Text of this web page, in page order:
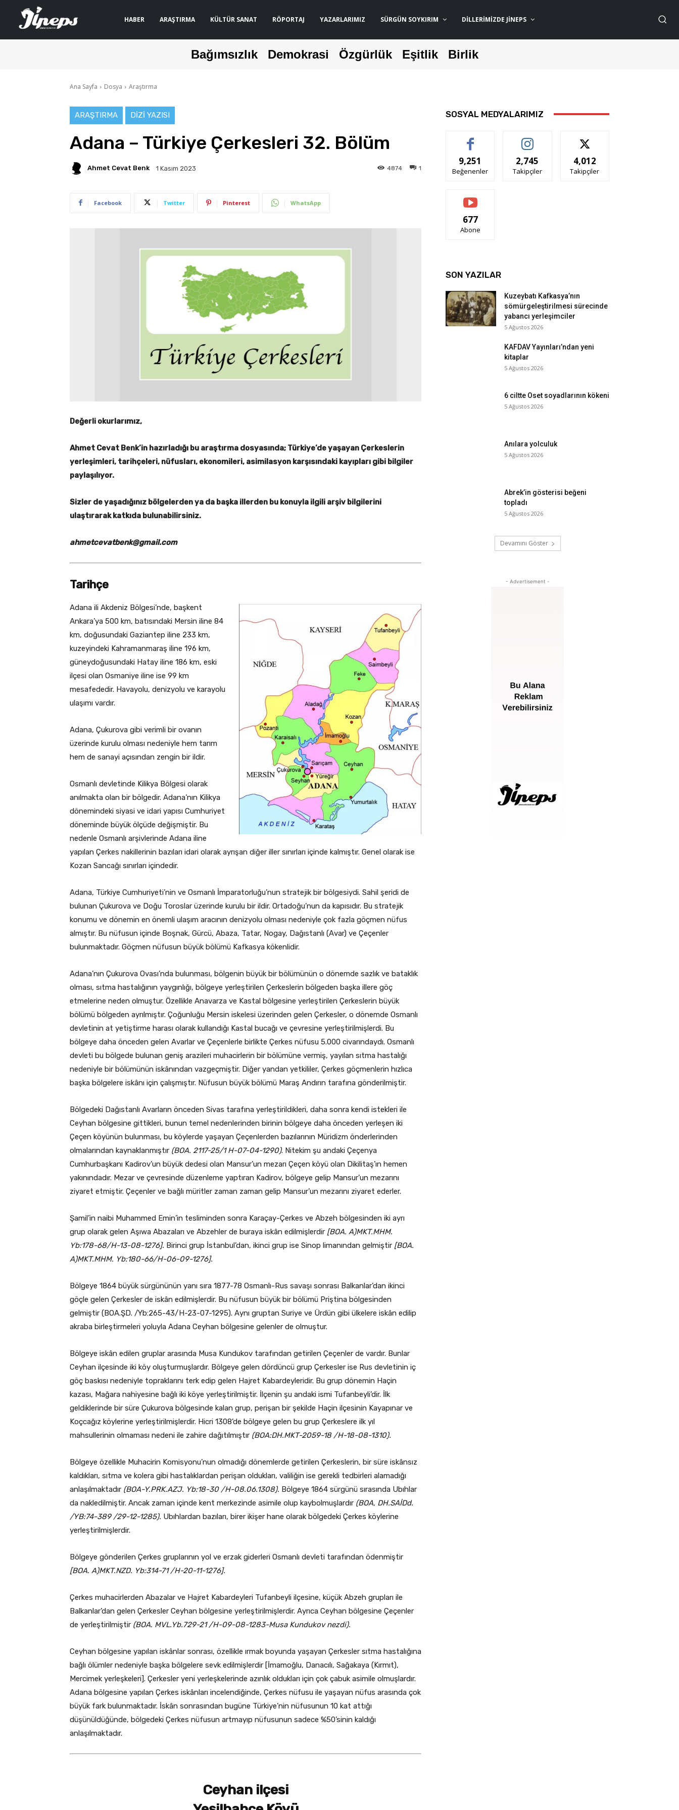
HABER ARAŞTIRMA KÜLTÜR SANAT RÖPORTAJ YAZARLARIMIZ SÜRGÜN SOYKIRIM DILLERIMIZDE JİNEPS
Bağımsızlık Demokrasi Özgürlük Eşitlik Birlik
Ana Sayfa Dosya Araştırma
ARAŞTIRMA DIZI YAZISI
Adana – Türkiye Çerkesleri 32. Bölüm
Ahmet Cevat Benk 1 Kasım 2023 1
4874
Facebook Twitter Pinterest WhatsApp
Değerli okurlarımız,
Ahmet Cevat Benk’in hazırladığı bu araştırma dosyasında; Türkiye’de yaşayan Çerkeslerin
yerleşimleri, tarihçeleri, nüfusları, ekonomileri, asimilasyon karşısındaki kayıpları gibi bilgiler
paylaşılıyor.
Sizler de yaşadığınız bölgelerden ya da başka illerden bu konuyla ilgili arşiv bilgilerini
ulaştırarak katkıda bulunabilirsiniz.
ahmetcevatbenk@gmail.com
Tarihçe
Adana ili Akdeniz Bölgesi’nde, başkent
Ankara’ya 500 km, batısındaki Mersin iline 84
km, doğusundaki Gaziantep iline 233 km,
kuzeyindeki Kahramanmaraş iline 196 km,
güneydoğusundaki Hatay iline 186 km, eski
ilçesi olan Osmaniye iline ise 99 km
mesafededir. Havayolu, denizyolu ve karayolu
ulaşımı vardır.
Adana, Çukurova gibi verimli bir ovanın
üzerinde kurulu olması nedeniyle hem tarım
hem de sanayi açısından zengin bir ildir.
Osmanlı devletinde Kilikya Bölgesi olarak
anılmakta olan bir bölgedir. Adana’nın Kilikya
dönemindeki siyasi ve idari yapısı Cumhuriyet
döneminde büyük ölçüde değişmiştir. Bu
nedenle Osmanlı arşivlerinde Adana iline
yapılan Çerkes nakillerinin bazıları idari olarak ayrışan diğer iller sınırları içinde kalmıştır. Genel olarak ise
Kozan Sancağı sınırları içindedir.
Adana, Türkiye Cumhuriyeti’nin ve Osmanlı İmparatorluğu’nun stratejik bir bölgesiydi. Sahil şeridi de
bulunan Çukurova ve Doğu Toroslar üzerinde kurulu bir ildir. Ortadoğu’nun da kapısıdır. Bu stratejik
konumu ve dönemin en önemli ulaşım aracının denizyolu olması nedeniyle çok fazla göçmen nüfus
almıştır. Bu nüfusun içinde Boşnak, Gürcü, Abaza, Tatar, Nogay, Dağıstanlı (Avar) ve Çeçenler
bulunmaktadır. Göçmen nüfusun büyük bölümü Kafkasya kökenlidir.
Adana’nın Çukurova Ovası’nda bulunması, bölgenin büyük bir bölümünün o dönemde sazlık ve bataklık
olması, sıtma hastalığının yaygınlığı, bölgeye yerleştirilen Çerkeslerin bölgeden başka illere göç
etmelerine neden olmuştur. Özellikle Anavarza ve Kastal bölgesine yerleştirilen Çerkeslerin büyük
bölümü bölgeden ayrılmıştır. Çoğunluğu Mersin iskelesi üzerinden gelen Çerkesler, o dönemde Osmanlı
devletinin at yetiştirme harası olarak kullandığı Kastal bucağı ve çevresine yerleştirilmişlerdi. Bu
bölgeye daha önceden gelen Avarlar ve Çeçenlerle birlikte Çerkes nüfusu 5.000 civarındaydı. Osmanlı
devleti bu bölgede bulunan geniş arazileri muhacirlerin bir bölümüne vermiş, yayılan sıtma hastalığı
nedeniyle bir bölümünün iskânından vazgeçmiştir. Diğer yandan yetkililer, Çerkes göçmenlerin hızlıca
başka bölgelere iskânı için çalışmıştır. Nüfusun büyük bölümü Maraş Andırın tarafına gönderilmiştir.
Bölgedeki Dağıstanlı Avarların önceden Sivas tarafına yerleştirildikleri, daha sonra kendi istekleri ile
Ceyhan bölgesine gittikleri, bunun temel nedenlerinden birinin bölgeye daha önceden yerleşen iki
Çeçen köyünün bulunması, bu köylerde yaşayan Çeçenlerden bazılarının Müridizm önderlerinden
olmalarından kaynaklanmıştır (BOA. 2117-25/1 H-07-04-1290). Nitekim şu andaki Çeçenya
Cumhurbaşkanı Kadirov’un büyük dedesi olan Mansur’un mezarı Çeçen köyü olan Dikilitaş’ın hemen
yakınındadır. Mezar ve çevresinde düzenleme yaptıran Kadirov, bölgeye gelip Mansur’un mezarını
ziyaret etmiştir. Çeçenler ve bağlı müritler zaman zaman gelip Mansur’un mezarını ziyaret ederler.
Şamil’in naibi Muhammed Emin’in tesliminden sonra Karaçay-Çerkes ve Abzeh bölgesinden iki ayrı
grup olarak gelen Aşıwa Abazaları ve Abzehler de buraya iskân edilmişlerdir [BOA. A)MKT.MHM.
Yb:178-68/H-13-08-1276]. Birinci grup İstanbul’dan, ikinci grup ise Sinop limanından gelmiştir [BOA.
A)MKT.MHM. Yb:180-66/H-06-09-1276].
Bölgeye 1864 büyük sürgününün yanı sıra 1877-78 Osmanlı-Rus savaşı sonrası Balkanlar’dan ikinci
göçle gelen Çerkesler de iskân edilmişlerdir. Bu nüfusun büyük bir bölümü Priştina bölgesinden
gelmiştir (BOA.ŞD. /Yb:265-43/H-23-07-1295). Aynı gruptan Suriye ve Ürdün gibi ülkelere iskân edilip
akraba birleştirmeleri yoluyla Adana Ceyhan bölgesine gelenler de olmuştur.
Bölgeye iskân edilen gruplar arasında Musa Kundukov tarafından getirilen Çeçenler de vardır. Bunlar
Ceyhan ilçesinde iki köy oluşturmuşlardır. Bölgeye gelen dördüncü grup Çerkesler ise Rus devletinin iç
göç baskısı nedeniyle topraklarını terk edip gelen Hajret Kabardeyleridir. Bu grup dönemin Haçin
kazası, Mağara nahiyesine bağlı iki köye yerleştirilmiştir. İlçenin şu andaki ismi Tufanbeyli’dir. İlk
geldiklerinde bir süre Çukurova bölgesinde kalan grup, perişan bir şekilde Haçin ilçesinin Kayapınar ve
Koçcağız köylerine yerleştirilmişlerdir. Hicri 1308’de bölgeye gelen bu grup Çerkeslere ilk yıl
mahsullerinin olmaması nedeni ile zahire dağıtılmıştır (BOA:DH.MKT-2059-18 /H-18-08-1310).
Bölgeye özellikle Muhacirin Komisyonu’nun olmadığı dönemlerde getirilen Çerkeslerin, bir süre iskânsız
kaldıkları, sıtma ve kolera gibi hastalıklardan perişan oldukları, valiliğin ise gerekli tedbirleri alamadığı
anlaşılmaktadır (BOA-Y.PRK.AZJ. Yb:18-30 /H-08.06.1308). Bölgeye 1864 sürgünü sırasında Ubıhlar
da nakledilmiştir. Ancak zaman içinde kent merkezinde asimile olup kaybolmuşlardır (BOA, DH.SAİDd.
/YB:74-389 /29-12-1285). Ubıhlardan bazıları, birer ikişer hane olarak bölgedeki Çerkes köylerine
yerleştirilmişlerdir.
Bölgeye gönderilen Çerkes gruplarının yol ve erzak giderleri Osmanlı devleti tarafından ödenmiştir
[BOA. A)MKT.NZD. Yb:314-71 /H-20-11-1276].
Çerkes muhacirlerden Abazalar ve Hajret Kabardeyleri Tufanbeyli ilçesine, küçük Abzeh grupları ile
Balkanlar’dan gelen Çerkesler Ceyhan bölgesine yerleştirilmişlerdir. Ayrıca Ceyhan bölgesine Çeçenler
de yerleştirilmiştir (BOA. MVL.Yb.729-21 /H-09-08-1283-Musa Kundukov nezdi).
Ceyhan bölgesine yapılan iskânlar sonrası, özellikle ırmak boyunda yaşayan Çerkesler sıtma hastalığına
bağlı ölümler nedeniyle başka bölgelere sevk edilmişlerdir [İmamoğlu, Danacılı, Sağakaya (Kırmıt),
Mercimek yerleşkeleri]. Çerkesler yeni yerleşkelerinde azınlık oldukları için çok çabuk asimile olmuşlardır.
Adana bölgesine yapılan Çerkes iskânları incelendiğinde, Çerkes nüfusu ile yaşayan nüfus arasında çok
büyük fark bulunmaktadır. İskân sonrasından bugüne Türkiye’nin nüfusunun 10 kat attığı
düşünüldüğünde, bölgedeki Çerkes nüfusun artmayıp nüfusunun sadece %50’sinin kaldığı
anlaşılmaktadır.
Ceyhan ilçesi
SOSYAL MEDYALARIMIZ
9,251
Beğenenler
2,745
Takipçiler
4,012
Takipçiler
677
Abone
SON YAZILAR
Kuzeybatı Kafkasya’nın
sömürgeleştirilmesi sürecinde
yabancı yerleşimciler
5 Ağustos 2026
KAFDAV Yayınları’ndan yeni
kitaplar
5 Ağustos 2026
6 ciltte Oset soyadlarının kökeni
5 Ağustos 2026
Anılara yolculuk
5 Ağustos 2026
Abrek’in gösterisi beğeni
topladı
5 Ağustos 2026
Devamını Göster
- Advertisement -